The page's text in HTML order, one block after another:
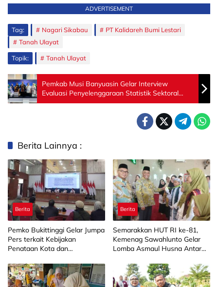
ADVERTISEMENT
Tag: Nagari Sikabau
PT Kalidareh Bumi Lestari
Tanah Ulayat
Topik: Tanah Ulayat
Pemkab Musi Banyuasin Gelar Interview
Evaluasi Penyelenggaraan Statistik Sektoral
2026
Berita Lainnya :
Berita
Pemko Bukittinggi Gelar Jumpa
Pers terkait Kebijakan
Penataan Kota dan
Daerah
Berita
Semarakkan HUT RI ke-81,
Kemenag Sawahlunto Gelar
Lomba Asmaul Husna Antar